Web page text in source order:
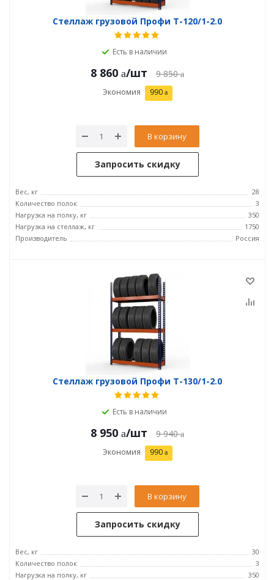
Стеллаж грузовой Профи Т-120/1-2.0
Есть в наличии
8 860 /шт 9 850
Экономия 990
В корзину
Запросить скидку
Вес, кг
28
Количество полок
3
Нагрузка на полку, кг
350
Нагрузка на стеллаж, кг
1750
Производитель
Россия
Стеллаж грузовой Профи Т-130/1-2.0
Есть в наличии
8 950 /шт 9 940
Экономия 990
В корзину
Запросить скидку
Вес, кг
30
Количество полок
3
Нагрузка на полку, кг
350